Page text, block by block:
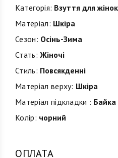
Категорія: Взуття для жінок
Матеріал: Шкіра
Сезон: Осінь-Зима
Стать: Жіночі
Стиль: Повсякденні
Матеріал верху: Шкіра
Матеріал підкладки : Байка
Колір: чорний
ОПЛАТА